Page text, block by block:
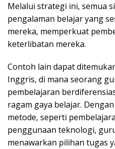
Melalui strategi ini, semua
pengalaman belajar yang
mereka, memperkuat
keterlibatan mereka.
Contoh lain dapat
Inggris, di mana seorang
pembelajaran
ragam gaya belajar.
metode, seperti
penggunaan teknologi,
menawarkan pilihan tugas